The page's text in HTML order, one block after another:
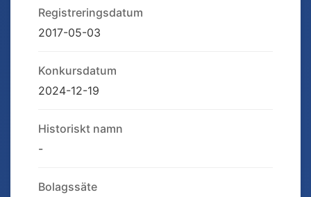
Registreringsdatum
2017-05-03
Konkursdatum
2024-12-19
Historiskt namn
-
Bolagssäte